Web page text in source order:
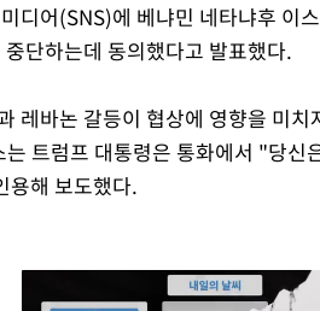
디어(SNS)에 베냐민 네타냐후 이
단하는데 동의했다고 발표했다.
레바논 갈등이 협상에 영향을 미
트럼프 대통령은 통화에서 "당신
용해 보도했다.